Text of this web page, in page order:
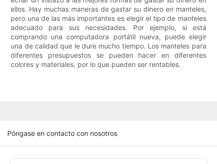
ellos. Hay muchas maneras de gastar su dinero en manteles,
pero una de las más importantes es elegir el tipo de manteles
adecuado para sus necesidades. Por ejemplo, si está
comprando una computadora portátil nueva, puede elegir
una de calidad que le dure mucho tiempo. Los manteles para
diferentes presupuestos se pueden hacer en diferentes
colores y materiales, por lo que pueden ser rentables.
Póngase en contacto con nosotros